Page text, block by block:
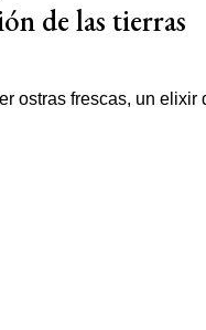
de las tierras